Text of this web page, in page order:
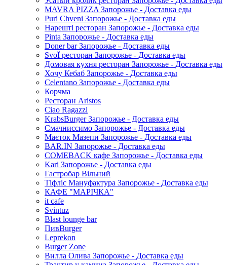
MAVRA PIZZA Запорожье - Доставка еды
Puri Chveni Запорожье - Доставка еды
Нарешті ресторан Запорожье - Доставка еды
Pinta Запорожье - Доставка еды
Doner bar Запорожье - Доставка еды
SvoЇ ресторан Запорожье - Доставка еды
Домовая кухня ресторан Запорожье - Доставка еды
Хочу Кебаб Запорожье - Доставка еды
Celentano Запорожье - Доставка еды
Корчма
Ресторан Aristos
Ciao Ragazzi
KrabsBurger Запорожье - Доставка еды
Смачниссимо Запорожье - Доставка еды
Маєток Мазепи Запорожье - Доставка еды
BAR.IN Запорожье - Доставка еды
COMEBACK кафе Запорожье - Доставка еды
Kari Запорожье - Доставка еды
Гастробар Вільний
Тіфліс Мануфактура Запорожье - Доставка еды
КАФЕ "МАРІЧКА"
it cafe
Svintuz
Blast lounge bar
ПивBurger
Leprekon
Burger Zone
Вилла Олива Запорожье - Доставка еды